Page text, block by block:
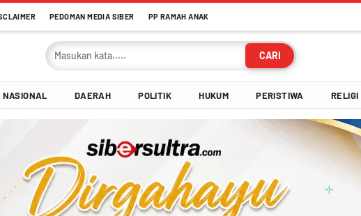
PEDOMAN MEDIA SIBER PP RAMAH ANAK
CARI
NASIONAL DAERAH POLITIK HUKUM PERISTIWA RELIGI